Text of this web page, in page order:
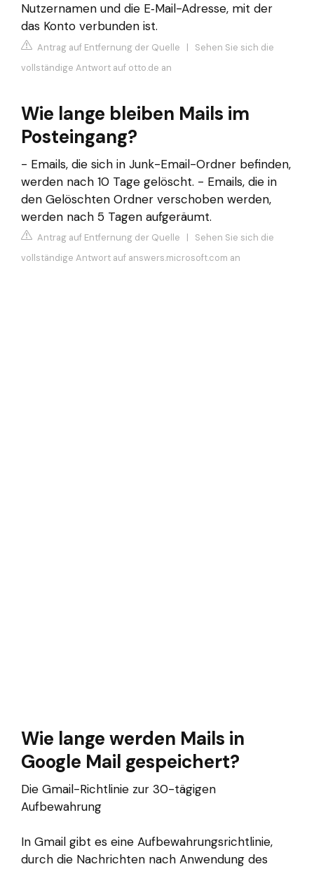
Nutzernamen und die E‑Mail-Adresse, mit der
das Konto verbunden ist.
Antrag auf Entfernung der Quelle | Sehen Sie sich die
vollständige Antwort auf otto.de an
Wie lange bleiben Mails im
Posteingang?
- Emails, die sich in Junk-Email-Ordner befinden,
werden nach 10 Tage gelöscht. - Emails, die in
den Gelöschten Ordner verschoben werden,
werden nach 5 Tagen aufgeräumt.
Antrag auf Entfernung der Quelle | Sehen Sie sich die
vollständige Antwort auf answers.microsoft.com an
Wie lange werden Mails in
Google Mail gespeichert?
Die Gmail-Richtlinie zur 30-tägigen
Aufbewahrung
In Gmail gibt es eine Aufbewahrungsrichtlinie,
durch die Nachrichten nach Anwendung des